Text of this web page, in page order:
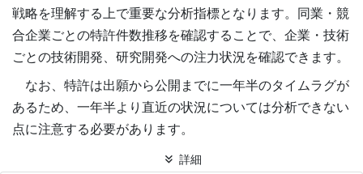
戦略を理解する上で重要な分析指標となります。同業・競
合企業ごとの特許件数推移を確認することで、企業・技術
ごとの技術開発、研究開発への注力状況を確認できます。
なお、特許は出願から公開までに一年半のタイムラグが
あるため、一年半より直近の状況については分析できない
点に注意する必要があります。
詳細